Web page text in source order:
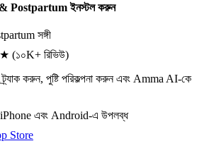
Postpartum ইনস্টল করুন
সঙ্গী
(১০K+ রিভিউ)
ট্র্যাক করুন, পুষ্টি পরিকল্পনা করুন এবং Amma AI-কে
iPhone এবং Android-এ উপলব্ধ
Store